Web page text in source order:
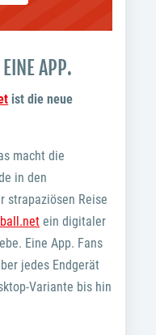
APP.
ist die neue
macht die
in den
strapaziösen Reise
ein digitaler
Eine App. Fans
jedes Endgerät
Variante bis hin